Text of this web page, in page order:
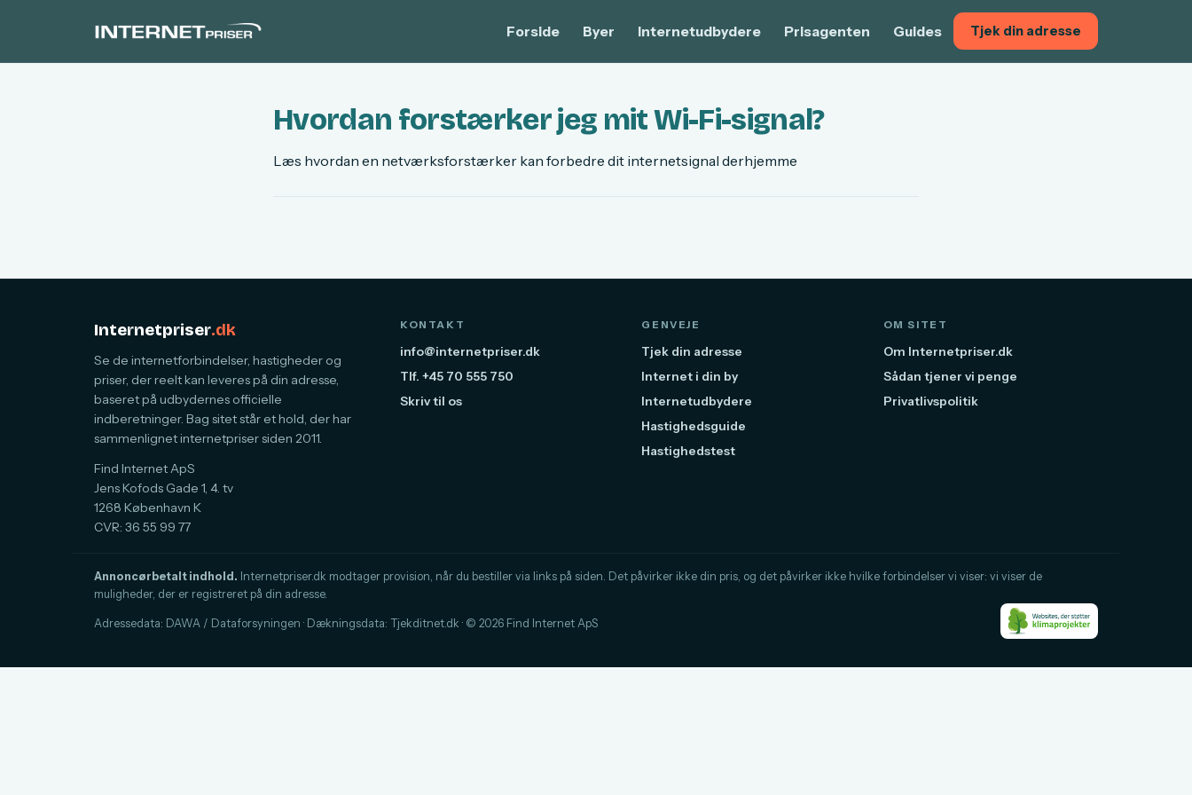
Forside Byer Internetudbydere Prisagenten Guides Tjek din adresse
Hvordan forstærker jeg mit Wi-Fi-signal?
Læs hvordan en netværksforstærker kan forbedre dit internetsignal derhjemme
Internetpriser.dk
Se de internetforbindelser, hastigheder og
priser, der reelt kan leveres på din adresse,
baseret på udbydernes officielle
indberetninger. Bag sitet står et hold, der har
sammenlignet internetpriser siden 2011.
Find Internet ApS
Jens Kofods Gade 1, 4. tv
1268 København K
CVR: 36 55 99 77
KONTAKT
info@internetpriser.dk
Tlf. +45 70 555 750
Skriv til os
GENVEJE
Tjek din adresse
Internet i din by
Internetudbydere
Hastighedsguide
Hastighedstest
OM SITET
Om Internetpriser.dk
Sådan tjener vi penge
Privatlivspolitik
Annoncørbetalt indhold. Internetpriser.dk modtager provision, når du bestiller via links på siden. Det påvirker ikke din pris, og det påvirker ikke hvilke forbindelser vi viser: vi viser de
muligheder, der er registreret på din adresse.
Adressedata: DAWA / Dataforsyningen · Dækningsdata: Tjekditnet.dk · © 2026 Find Internet ApS